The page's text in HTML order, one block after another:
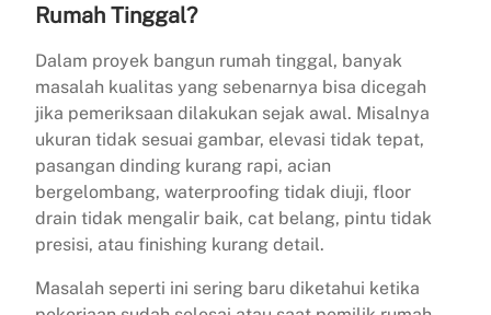
Rumah Tinggal?
Dalam proyek bangun rumah tinggal, banyak
masalah kualitas yang sebenarnya bisa dicegah
jika pemeriksaan dilakukan sejak awal. Misalnya
ukuran tidak sesuai gambar, elevasi tidak tepat,
pasangan dinding kurang rapi, acian
bergelombang, waterproofing tidak diuji, floor
drain tidak mengalir baik, cat belang, pintu tidak
presisi, atau finishing kurang detail.
Masalah seperti ini sering baru diketahui ketika